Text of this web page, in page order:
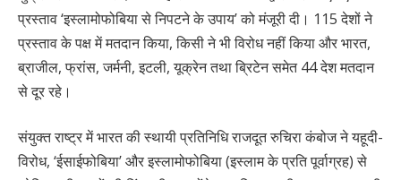
प्रस्ताव ‘इस्लामोफोबिया से निपटने के उपाय’ को मंजूरी दी। 115 देशों ने
प्रस्ताव के पक्ष में मतदान किया, किसी ने भी विरोध नहीं किया और भारत,
ब्राजील, फ्रांस, जर्मनी, इटली, यूक्रेन तथा ब्रिटेन समेत 44 देश मतदान
से दूर रहे।
संयुक्त राष्ट्र में भारत की स्थायी प्रतिनिधि राजदूत रुचिरा कंबोज ने यहूदी-
विरोध, ‘ईसाईफोबिया’ और इस्लामोफोबिया (इस्लाम के प्रति पूर्वाग्रह) से